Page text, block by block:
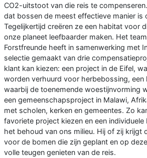
CO2-uitstoot van die reis te
dat bossen de meest effectieve manier is
Tegelijkertijd creëren ze een habitat voor
onze planeet leefbaarder maken. Het
Forstfreunde heeft in samenwerking met
selectie gemaakt van drie
klant kan kiezen: een project in de Eifel,
worden verhuurd voor herbebossing, een
waarbij de toenemende woestijnvorming
een gemeenschapsproject in Malawi,
met scholen, kerken en gemeentes. Zo
favoriete project kiezen en een individuele
het behoud van ons milieu. Hij of zij krijgt
voor de bomen die zijn geplant en op
volle teugen genieten van de reis.